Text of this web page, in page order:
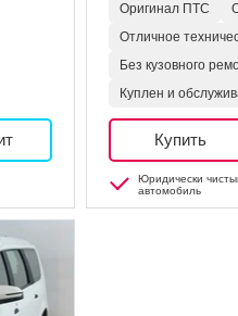
Оригинал ПТС
Отличное
Без кузовного
Куплен и
Купить
Юридически
автомобиль